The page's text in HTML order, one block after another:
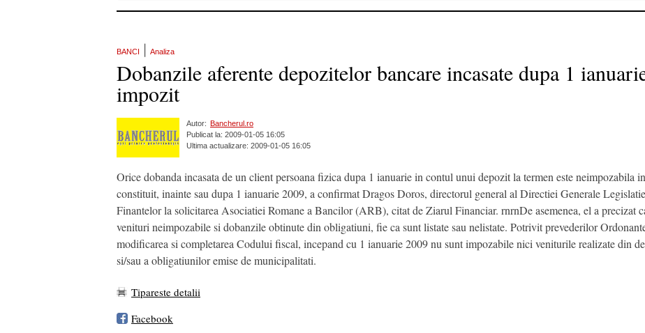
BANCI Analiza
Dobanzile aferente depozitelor bancare incasate dupa 1
impozit
Autor:
Bancherul.ro
Publicat la: 2009-01-05 16:05
Ultima actualizare: 2009-01-05 16:05
Orice dobanda incasata de un client persoana fizica dupa 1 ianuarie in contul unui depozit la termen este neimpozabila
constituit, inainte sau dupa 1 ianuarie 2009, a confirmat Dragos Doros, directorul general al Directiei Generale
Finantelor la solicitarea Asociatiei Romane a Bancilor (ARB), citat de Ziarul Financiar. rnrnDe asemenea, el a precizat
venituri neimpozabile si dobanzile obtinute din obligatiuni, fie ca sunt listate sau nelistate. Potrivit prevederilor
modificarea si completarea Codului fiscal, incepand cu 1 ianuarie 2009 nu sunt impozabile nici veniturile realizate din
si/sau a obligatiunilor emise de municipalitati.
Tipareste detalii
Facebook